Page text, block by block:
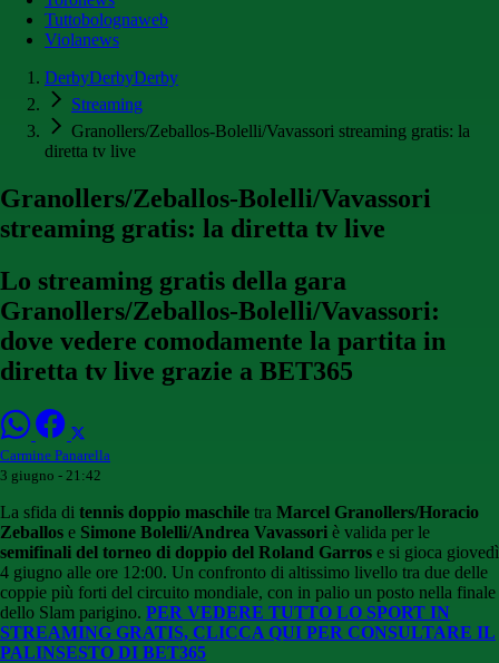
Tuttobolognaweb
Violanews
DerbyDerbyDerby
Streaming
Granollers/Zeballos-Bolelli/Vavassori streaming gratis: la
diretta tv live
Granollers/Zeballos-Bolelli/Vavassori
streaming gratis: la diretta tv live
Lo streaming gratis della gara
Granollers/Zeballos-Bolelli/Vavassori:
dove vedere comodamente la partita in
diretta tv live grazie a BET365
Carmine Panarella
3 giugno - 21:42
La sfida di tennis doppio maschile tra Marcel Granollers/Horacio
Zeballos e Simone Bolelli/Andrea Vavassori è valida per le
semifinali del torneo di doppio del Roland Garros e si gioca giovedì
4 giugno alle ore 12:00. Un confronto di altissimo livello tra due delle
coppie più forti del circuito mondiale, con in palio un posto nella finale
dello Slam parigino. PER VEDERE TUTTO LO SPORT IN
STREAMING GRATIS, CLICCA QUI PER CONSULTARE IL
PALINSESTO DI BET365